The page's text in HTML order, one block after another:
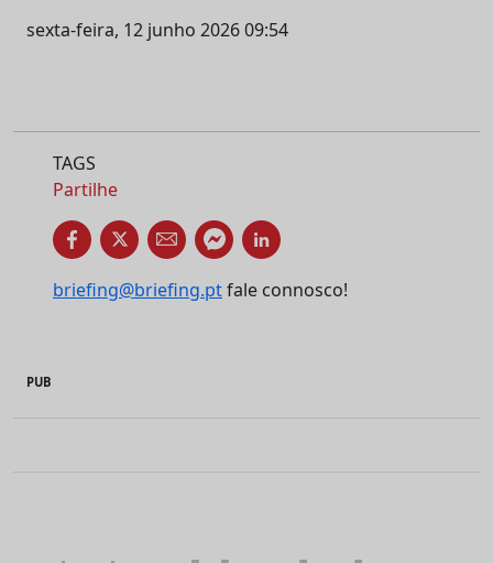
sexta-feira, 12 junho 2026 09:54
TAGS
Partilhe
briefing@briefing.ptfale connosco!
PUB